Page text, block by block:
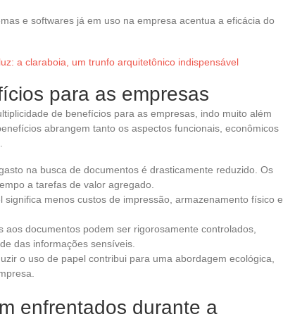
e softwares já em uso na empresa acentua a eficácia do
a claraboia, um trunfo arquitetônico indispensável
para as empresas
de benefícios para as empresas, indo muito além
abrangem tanto os aspectos funcionais, econômicos
na busca de documentos é drasticamente reduzido. Os
a tarefas de valor agregado.
significa menos custos de impressão, armazenamento físico e
aos documentos podem ser rigorosamente controlados,
das informações sensíveis.
o uso de papel contribui para uma abordagem ecológica,
enfrentados durante a